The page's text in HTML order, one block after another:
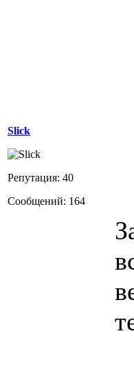
Slick
Репутация: 40
Сообщений: 164